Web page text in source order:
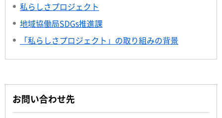
私らしさプロジェクト
地域協働局SDGs推進課
「私らしさプロジェクト」の取り組みの背景
お問い合わせ先